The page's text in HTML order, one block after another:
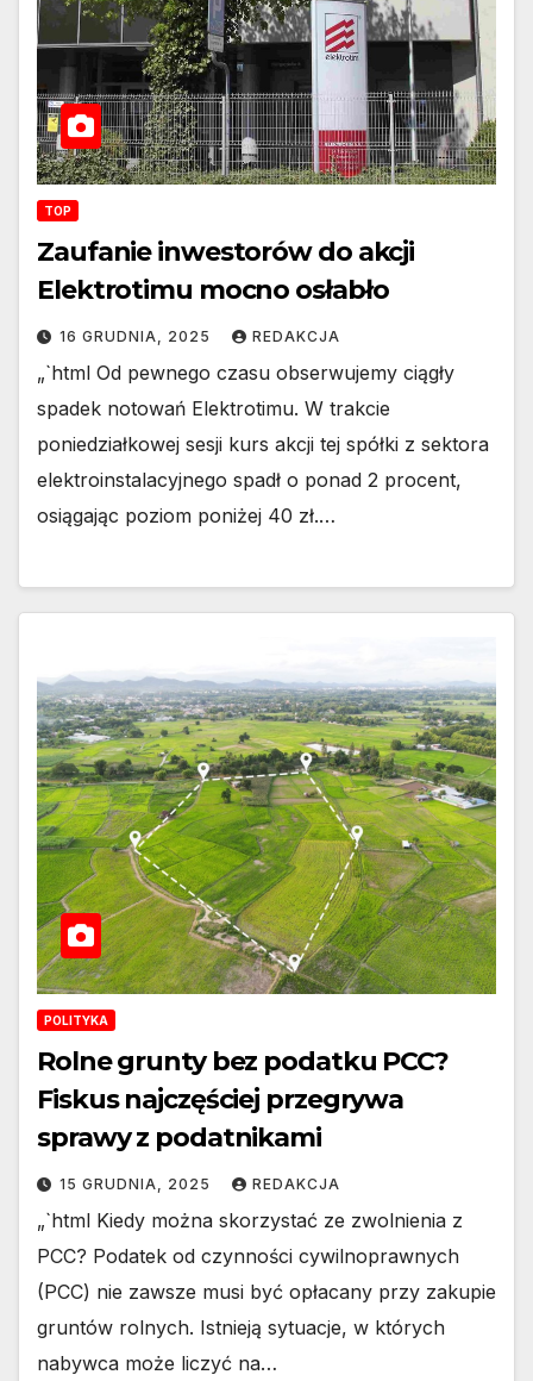
TOP
Zaufanie inwestorów do akcji
Elektrotimu mocno osłabło
16 GRUDNIA, 2025 REDAKCJA
„`html Od pewnego czasu obserwujemy ciągły
spadek notowań Elektrotimu. W trakcie
poniedziałkowej sesji kurs akcji tej spółki z sektora
elektroinstalacyjnego spadł o ponad 2 procent,
osiągając poziom poniżej 40 zł.…
POLITYKA
Rolne grunty bez podatku PCC?
Fiskus najczęściej przegrywa
sprawy z podatnikami
15 GRUDNIA, 2025 REDAKCJA
„`html Kiedy można skorzystać ze zwolnienia z
PCC? Podatek od czynności cywilnoprawnych
(PCC) nie zawsze musi być opłacany przy zakupie
gruntów rolnych. Istnieją sytuacje, w których
nabywca może liczyć na…